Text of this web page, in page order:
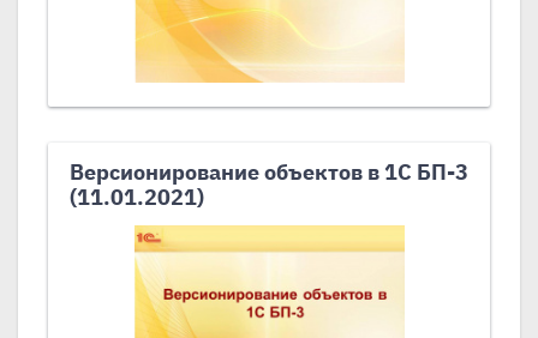
Версионирование объектов в 1С БП-3
(11.01.2021)